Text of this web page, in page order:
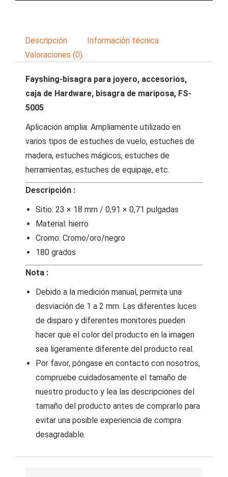
Descripción
Información técnica
Valoraciones (0)
Fayshing-bisagra para joyero, accesorios,
caja de Hardware, bisagra de mariposa, FS-
5005
Aplicación amplia: Ampliamente utilizado en
varios tipos de estuches de vuelo, estuches de
madera, estuches mágicos, estuches de
herramientas, estuches de equipaje, etc.
Descripción :
Sitio: 23 × 18 mm / 0,91 × 0,71 pulgadas
Material: hierro
Cromo: Cromo/oro/negro
180 grados
Nota :
Debido a la medición manual, permita una
desviación de 1 a 2 mm. Las diferentes luces
de disparo y diferentes monitores pueden
hacer que el color del producto en la imagen
sea ligeramente diferente del producto real.
Por favor, póngase en contacto con nosotros,
compruebe cuidadosamente el tamaño de
nuestro producto y lea las descripciones del
tamaño del producto antes de comprarlo para
evitar una posible experiencia de compra
desagradable.